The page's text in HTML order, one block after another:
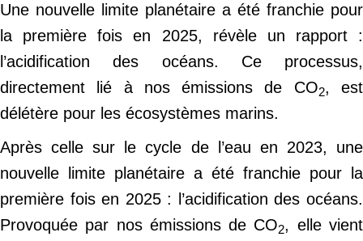
Une nouvelle limite planétaire a été franchie pour
la première fois en 2025, révèle un rapport :
l’acidification des océans. Ce processus,
directement lié à nos émissions de CO2, est
délétère pour les écosystèmes marins.
Après celle sur le cycle de l’eau en 2023, une
nouvelle limite planétaire a été franchie pour la
première fois en 2025 : l’acidification des océans.
Provoquée par nos émissions de CO2, elle vient